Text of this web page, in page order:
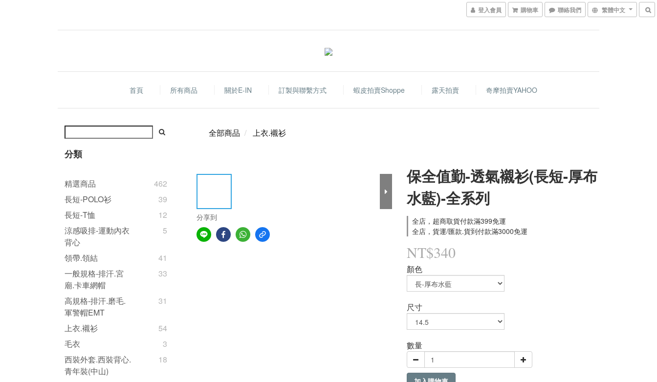
登入會員 購物車 聯絡我們 繁體中文
首頁 所有商品 關於E-IN 訂製與聯繫方式 蝦皮拍賣shoppe 露天拍賣 奇摩拍賣YAHOO
分類
精選商品
462
長短-POLO衫
39
長短-T恤
12
涼感吸排-運動內衣
背心
5
領帶.領結
41
一般規格-排汗.宮
廟.卡車網帽
33
高規格-排汗.磨毛.
軍警帽EMT
31
上衣.襯衫
54
毛衣
3
西裝外套.西裝背心.
青年裝(中山)
18
全部商品 上衣.襯衫
分享到
保全值勤-透氣襯衫(長短-厚布
水藍)-全系列
全店，超商取貨付款滿399免運
全店，貨運/匯款.貨到付款滿3000免運
NT$340
顏色
尺寸
數量